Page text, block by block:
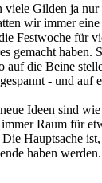
viele Gilden ja
wir immer
Festwoche für
gemacht haben.
auf die Beine
- und auf
Ideen sind
Raum für
Hauptsache
haben werden.